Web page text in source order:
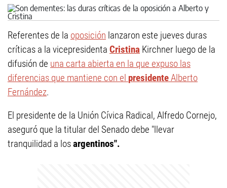
Referentes de la oposición lanzaron este jueves duras
críticas a la vicepresidenta Cristina Kirchner luego de la
difusión de una carta abierta en la que expuso las
diferencias que mantiene con el presidenteAlberto
Fernández.
El presidente de la Unión Cívica Radical, Alfredo Cornejo,
aseguró que la titular del Senado debe "llevar
tranquilidad a losargentinos".